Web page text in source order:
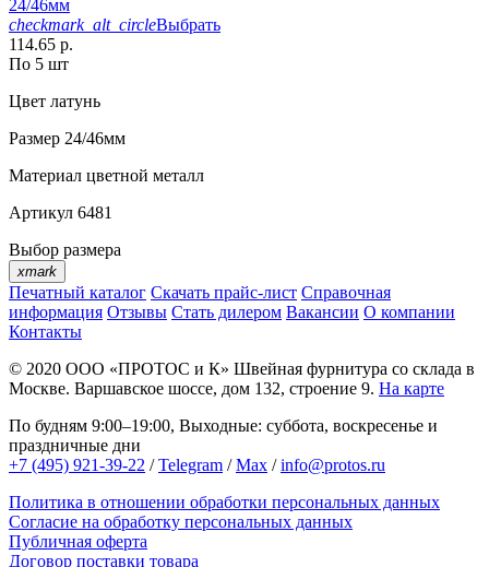
24/46мм
checkmark_alt_circleВыбрать
114.65 р.
По 5 шт
Цвет латунь
Размер 24/46мм
Материал цветной металл
Артикул 6481
Выбор размера
xmark
Печатный каталог Скачать прайс-лист Справочная
информация Отзывы Стать дилером Вакансии О компании
Контакты
© 2020 ООО «ПРОТОС и К» Швейная фурнитура со склада в
Москве. Варшавское шоссе, дом 132, строение 9. На карте
По будням 9:00–19:00, Выходные: суббота, воскресенье и
праздничные дни
+7 (495) 921-39-22 /Telegram /Max /info@protos.ru
Политика в отношении обработки персональных данных
Согласие на обработку персональных данных
Публичная оферта
Договор поставки товара